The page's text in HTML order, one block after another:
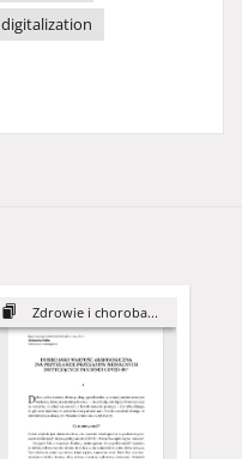
digitalization
Zdrowie i choroba...